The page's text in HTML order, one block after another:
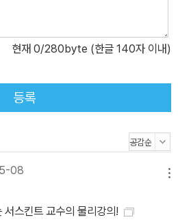
다른 결정적 이유를 설명하면서, 양자
리와 도구 들, 즉 스핀, 큐비트, 불확
룬다. 후반부에서는 고전 역학의 탐구
에 양자 역학의 논리를 대입해 숨겨진
양자 정보학의 핵심 개념인 얽힘에 대
는 연습 문제들을 통해 독자들이 직접
풀고 몸소 이해할 있는 기회 또한 제
동안 우리의 선천적인 ‘물리적 약점’을
현재 0/280byte (한글 140자 이내)
등록
08
스킨트 교수의 물리강의!